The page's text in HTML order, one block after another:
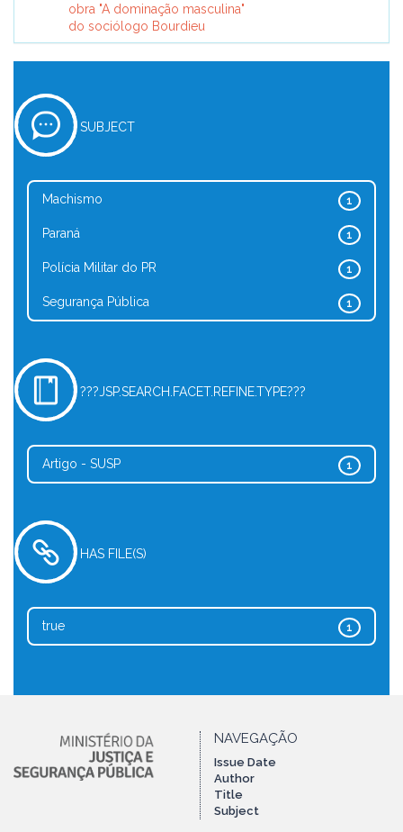
obra "A dominação masculina"
do sociólogo Bourdieu
SUBJECT
1
Machismo
1
Paraná
1
Polícia Militar do PR
1
Segurança Pública
???JSP.SEARCH.FACET.REFINE.TYPE???
1
Artigo - SUSP
HAS FILE(S)
1
true
NAVEGAÇÃO
Issue Date
Author
Title
Subject